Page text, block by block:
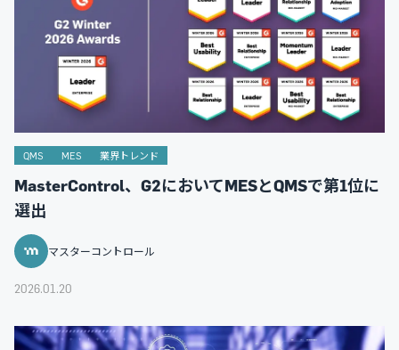
QMS MES 業界トレンド
MasterControl、G2においてMESとQMSで第1位に
選出
マスターコントロール
2026.01.20